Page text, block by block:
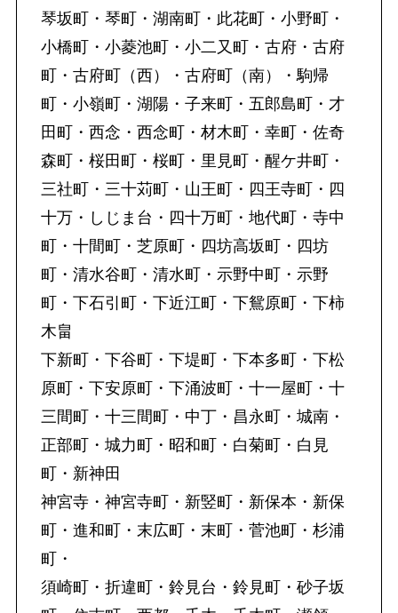
琴坂町・琴町・湖南町・此花町・小野町・
小橋町・小菱池町・小二又町・古府・古府
町・古府町（西）・古府町（南）・駒帰
町・小嶺町・湖陽・子来町・五郎島町・才
田町・西念・西念町・材木町・幸町・佐奇
森町・桜田町・桜町・里見町・醒ケ井町・
三社町・三十苅町・山王町・四王寺町・四
十万・しじま台・四十万町・地代町・寺中
町・十間町・芝原町・四坊高坂町・四坊
町・清水谷町・清水町・示野中町・示野
町・下石引町・下近江町・下鴛原町・下柿
木畠
下新町・下谷町・下堤町・下本多町・下松
原町・下安原町・下涌波町・十一屋町・十
三間町・十三間町・中丁・昌永町・城南・
正部町・城力町・昭和町・白菊町・白見
町・新神田
神宮寺・神宮寺町・新竪町・新保本・新保
町・進和町・末広町・末町・菅池町・杉浦
町・
須崎町・折違町・鈴見台・鈴見町・砂子坂